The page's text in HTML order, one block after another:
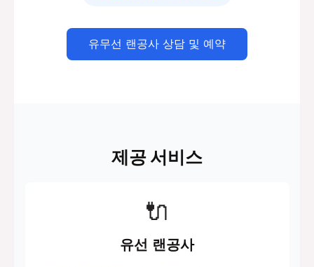
유무선 랜공사 상담 및 예약
제공 서비스
🔌
유선 랜공사